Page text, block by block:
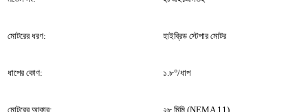
মোটরের ধরণ: হাইব্রিড স্টেপার মোটর
ধাপের কোণ: ১.৮°/ধাপ
মোটরের আকার: ২৮ মিমি (NEMA 11)